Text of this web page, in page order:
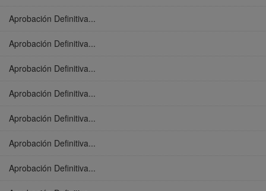
Aprobación Definitiva...
Aprobación Definitiva...
Aprobación Definitiva...
Aprobación Definitiva...
Aprobación Definitiva...
Aprobación Definitiva...
Aprobación Definitiva...